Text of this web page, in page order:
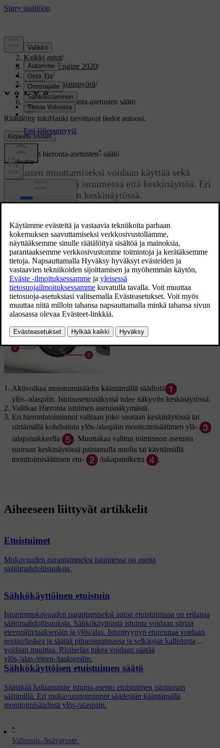
Tuki/
Kaikki autot/
V60 Twin Engine 2020/
Ohjekirja/
Istuimet ja ohjauspyörä/
Etuistuin/
Etuistuimen hieronta-asetusten säätö
Räätälöity tukiHanki tarvittavat tiedot autoosi.
Kirjaudu sisään
Etuistuimen hieronta-asetusten* säätö
Asetusten muuttamiseksi voidaan käyttää sekä
monitoimisäädintä istuimessa että keskinäyttöä. Eri
asetukset näytetään keskinäytössä.
Etuistuimen hieronta-asetusten säätö
Etuistuimessa on hierontatoiminto selkänojassa. Hieronnan hoitavat
ilmatyynyt, jotka voivat hieroa eri asetuksilla.
Hierontatoiminto voidaan aktivoida vain auton moottorin ollessa
käynnissä.
Aktivoikaa monitoimisäädin kääntämällä säädintä
ylös-/alaspäin. Istuinasetusnäkymä tulee näkyviin keskinäytössä.
Valitkaa Hieronta istuimen asetusnäkymästä.
Eri hierontatoiminnot valitaan joko suoraan keskinäytössä tai
siirtämällä kohdistinta ylös-/alaspäin monitoimisäätimen ylä-
/alapainikkeella
. Muuttakaa valitun toiminnon asetusta
suoraan keskinäytössä painamalla nuolia tai käyttämällä
monitoimisäätimen etu-
/takapainiketta
*
Valinnais-/lisävaruste.
Aiheeseen liittyvät artikkelit
Etuistuimet
Mukavuuden parantamiseksi istuimessa on useita
säätömahdollisuuksia.
Sähkökäyttöinen etuistuin
Istumismukavuuden parantamiseksi auton etuistuimissa on erilaisia
säätömahdollisuuksia. Sähkökäyttöistä istuinta voidaan siirtää
eteenpäin/taaksepäin ja ylös/alas. Istuintyynyn etureunaa voidaan
nostaa/laskea ja säätää pituussuunnassa ja selkäojan kallistusta
voidaan muuttaa. Ristiselän tukea voidaan säätää
ylös-/alas-/eteen-/taaksepäin.
Sähkökäyttöisen etuistuimen säätö
Säätäkää haluamanne istuma-asento etuistuimen istuinosan
säätimillä. Eri mukavuustoiminnot säädetään kääntämällä
monitoimisäädintä ylös-/alaspäin.